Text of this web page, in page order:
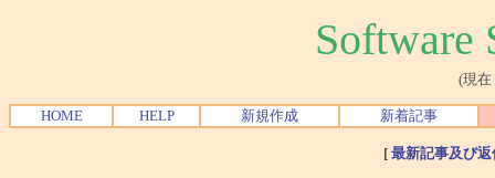
Software
(現在
HOME HELP 新規作成 新着記事
[ 最新記事及び